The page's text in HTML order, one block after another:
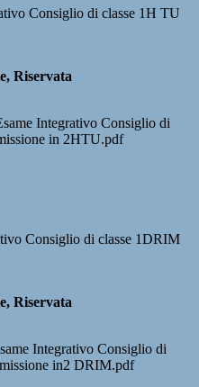
Consiglio di classe 1H TU
Riservata
Integrativo Consiglio di
in 2HTU.pdf
Consiglio di classe 1DRIM
Riservata
Integrativo Consiglio di
in2 DRIM.pdf